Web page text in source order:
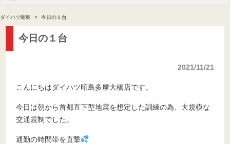
ダイハツ昭島 今日の１台
今日の１台
2021/11/21
こんにちはダイハツ昭島多摩大橋店です。
今日は朝から首都直下型地震を想定した訓練の為、大規模な
交通規制でした。
通勤の時間帯を直撃